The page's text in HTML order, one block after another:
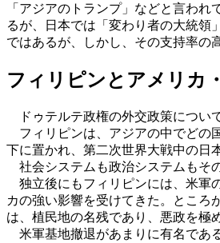
「アジアのトランプ」などと言わ
るが、日本では「変わり者の大統領
ではあるが、しかし、その支持率の
フィリピンとアメリカ
ドゥテルテ政権の外交政策につい
フィリピンは、アジアの中でどの
下に置かれ、第二次世界大戦中の日
社会システムも政治システムもそ
独立後にもフィリピンには、米軍
カの強い影響を受けてきた。ところ
は、植民地の名残であり、悪政を極
米軍基地撤退があまりに有名であ